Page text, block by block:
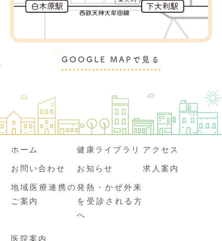
GOOGLE MAPで見る
ホーム 健康ライブラリ アクセス
お問い合わせ お知らせ 求人案内
地域医療連携の
ご案内
発熱・かぜ外来
を受診される方
へ
医院案内